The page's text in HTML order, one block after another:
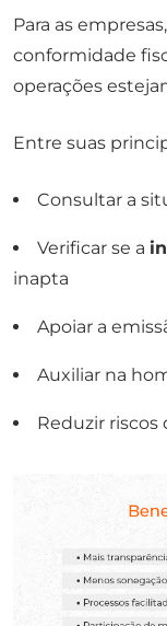
Para as
conformidade
operações
Entre suas
Consultar a
Verificar se a
inapta
Apoiar a
Auxiliar na
Reduzir riscos